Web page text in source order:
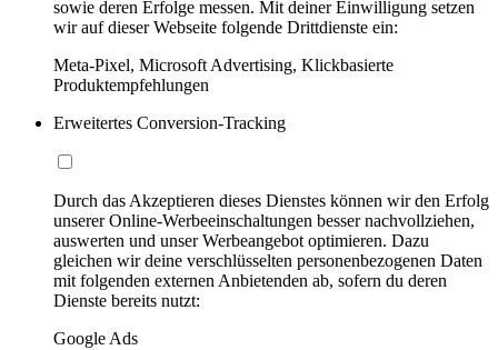
sowie deren Erfolge messen. Mit deiner Einwilligung setzen
wir auf dieser Webseite folgende Drittdienste ein:
Meta-Pixel, Microsoft Advertising, Klickbasierte
Produktempfehlungen
Erweitertes Conversion-Tracking
Durch das Akzeptieren dieses Dienstes können wir den Erfolg
unserer Online-Werbeeinschaltungen besser nachvollziehen,
auswerten und unser Werbeangebot optimieren. Dazu
gleichen wir deine verschlüsselten personenbezogenen Daten
mit folgenden externen Anbietenden ab, sofern du deren
Dienste bereits nutzt:
Google Ads